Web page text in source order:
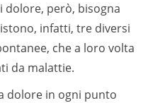
però, bisogna
infatti, tre diversi
che a loro volta
da malattie.
dolore in ogni punto